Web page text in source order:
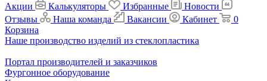
Акции
Калькуляторы Избранные
Новости
Отзывы
Наша команда Вакансии Кабинет
0
Корзина
Наше производство изделий из стеклопластика
Портал производителей и заказчиков
Фургонное оборудование